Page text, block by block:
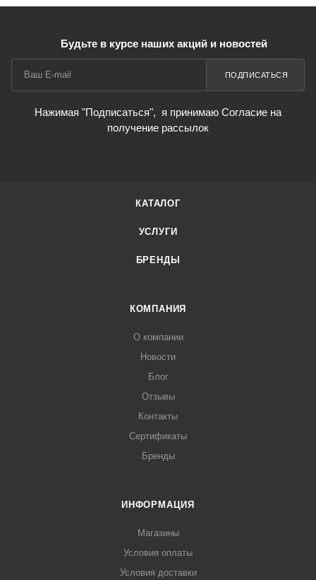
Будьте в курсе наших акций и новостей
ПОДПИСАТЬСЯ
Нажимая "Подписаться", я принимаю Согласие на
получение рассылок
КАТАЛОГ
УСЛУГИ
БРЕНДЫ
КОМПАНИЯ
О компании
Новости
Блог
Отзывы
Контакты
Сертификаты
Бренды
ИНФОРМАЦИЯ
Магазины
Условия оплаты
Условия доставки